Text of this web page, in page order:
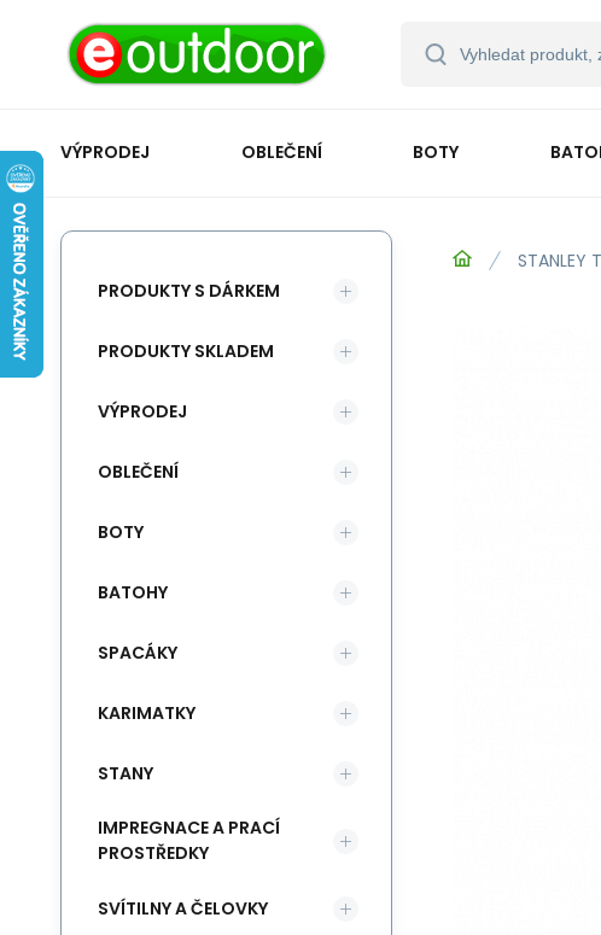
VÝPRODEJ OBLEČENÍ BOTY
PRODUKTY S DÁRKEM
PRODUKTY SKLADEM
VÝPRODEJ
OBLEČENÍ
BOTY
BATOHY
SPACÁKY
KARIMATKY
STANY
IMPREGNACE A PRACÍ
PROSTŘEDKY
SVÍTILNY A ČELOVKY